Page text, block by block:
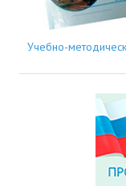
Учебно-